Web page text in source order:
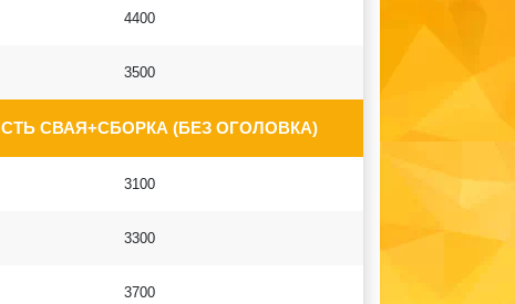
4400
3500
СВАЯ+СБОРКА (БЕЗ ОГОЛОВКА)
3100
3300
3700